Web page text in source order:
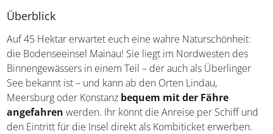
Überblick
Auf 45 Hektar erwartet euch eine wahre Naturschönheit:
die Bodenseeinsel Mainau! Sie liegt im Nordwesten des
Binnengewässers in einem Teil – der auch als Überlinger
See bekannt ist – und kann ab den Orten Lindau,
Meersburg oder Konstanz bequem mit der Fähre
angefahren werden. Ihr könnt die Anreise per Schiff
und den Eintritt für die Insel direkt als Kombiticket